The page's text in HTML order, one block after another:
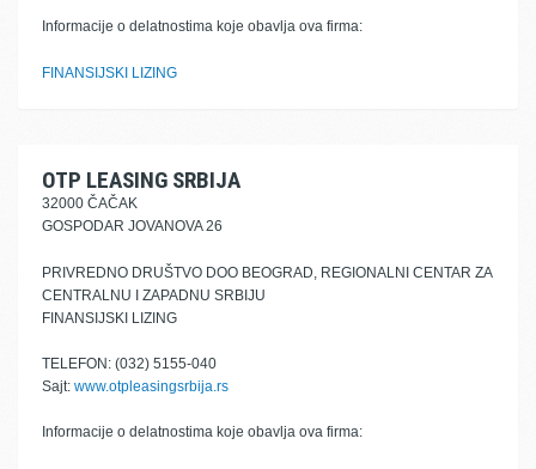
Informacije o delatnostima koje obavlja ova firma:
FINANSIJSKI LIZING
OTP LEASING SRBIJA
32000 ČAČAK
GOSPODAR JOVANOVA 26
PRIVREDNO DRUŠTVO DOO BEOGRAD, REGIONALNI CENTAR ZA
CENTRALNU I ZAPADNU SRBIJU
FINANSIJSKI LIZING
TELEFON: (032) 5155-040
Sajt: www.otpleasingsrbija.rs
Informacije o delatnostima koje obavlja ova firma: